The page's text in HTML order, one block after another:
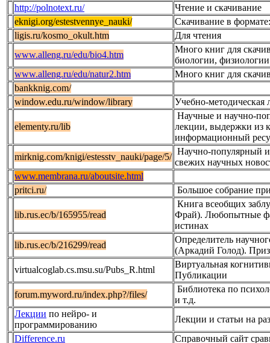
http://polnotext.ru/
Чтение и скачивание
eknigi.org/estestvennye_nauki/
Скачивание в
ligis.ru/kosmo_okult.htm
Для чтения
www.alleng.ru/edu/bio4.htm
Много книг для
биологии,
www.alleng.ru/edu/natur2.htm
Много книг для
bankknig.com/
window.edu.ru/window/library
Учебно-методическая
elementy.ru/lib
Научные и научно-
лекции, выдержки из
информационный
mirknig.com/knigi/estesstv_nauki/page/5/
Научно-популярный
свежих научных
www.membrana.ru/aboutsite.html
pritci.ru/
Большое собрание
lib.rus.ec/b/165955/read
Книга всеобщих
Фрай). Любопытные
истинах
lib.rus.ec/b/216299/read
Определитель
(Аркадий Голод).
virtualcoglab.cs.msu.su/Pubs_R.html
Виртуальная
Публикации
forum.myword.ru/index.php?/files/
Библиотека по
и т.д.
Лекции по нейро- и
программированию
Лекции и статьи на
Difference.ru
Справочный сайт